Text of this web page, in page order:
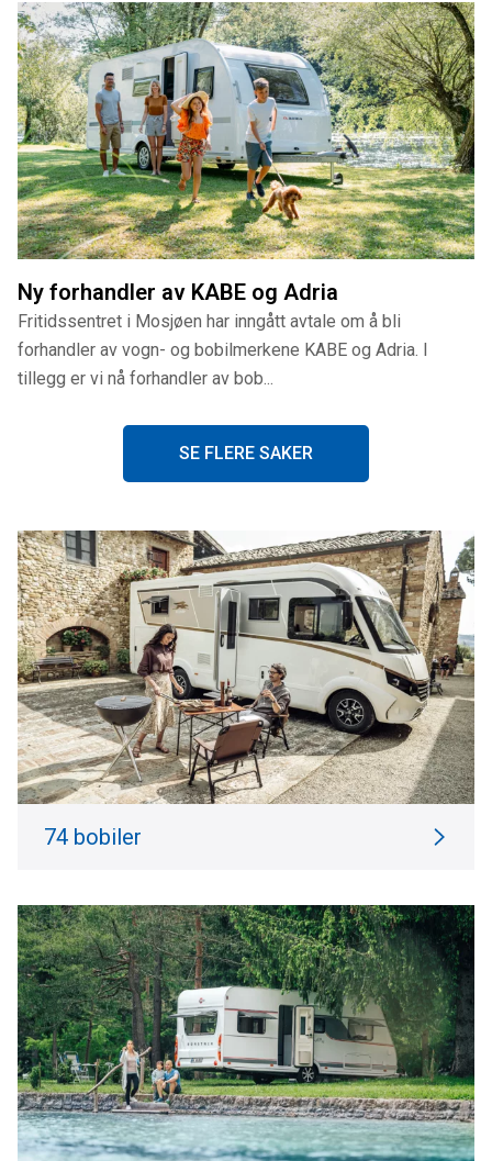
Ny forhandler av KABE og Adria
Fritidssentret i Mosjøen har inngått avtale om å bli
forhandler av vogn- og bobilmerkene KABE og Adria. I
tillegg er vi nå forhandler av bob...
SE FLERE SAKER
74 bobiler